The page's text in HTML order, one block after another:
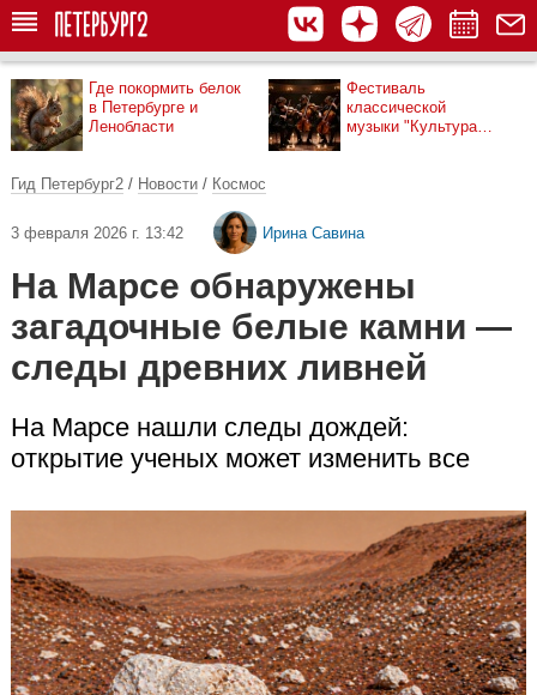
Где покормить белок
в Петербурге и
Ленобласти
Фестиваль
классической
музыки "Культура
Гид Петербург2 / Новости / Космос
3 февраля 2026 г. 13:42 Ирина Савина
На Марсе обнаружены
загадочные белые камни —
следы древних ливней
На Марсе нашли следы дождей:
открытие ученых может изменить все